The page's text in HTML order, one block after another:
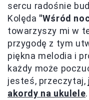
sercu radośnie
Kolęda "Wśród
towarzyszy mi w
przygodę z tym
piękna melodia i
każdy może
jesteś, przeczytaj,
akordy na ukulele